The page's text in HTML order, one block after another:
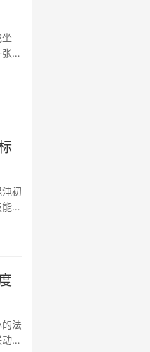
现
初
的
法
，